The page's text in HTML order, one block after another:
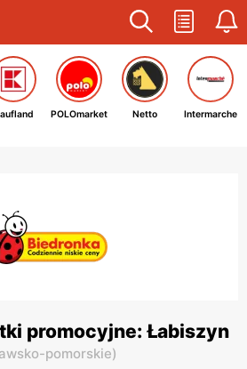
POLOmarket Netto Intermarche
promocyjne: Łabiszyn
pomorskie)